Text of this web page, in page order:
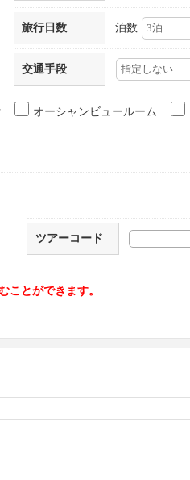
旅行日数 泊数
交通手段
オーシャンビュールーム
ツアーコード
とができます。